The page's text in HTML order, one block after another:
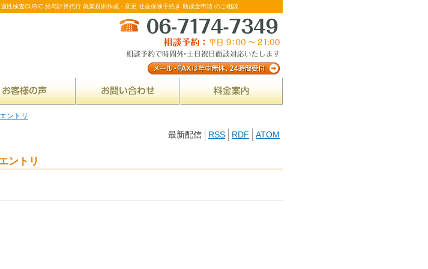
検査CUBIC 給与計算代行 就業規則作成・変更 社会保険手続き 助成金申請 のご相談
ントリ
最新配信 RSS RDF ATOM
ントリ